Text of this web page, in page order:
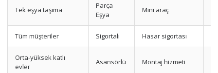
Tek eşya taşıma
Parça
Eşya
Mini araç
Tüm müşteriler Sigortalı Hasar sigortası
Orta-yüksek katlı
evler
Asansörlü Montaj hizmeti